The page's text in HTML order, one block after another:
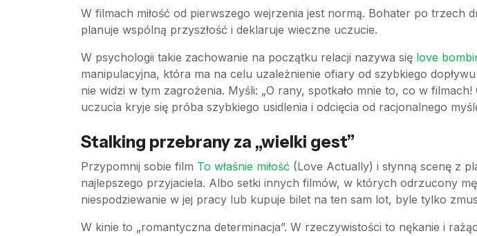
W filmach miłość od pierwszego wejrzenia jest normą. Bohater po trzech
planuje wspólną przyszłość i deklaruje wieczne uczucie.
W psychologii takie zachowanie na początku relacji nazywa się love
manipulacyjna, która ma na celu uzależnienie ofiary od szybkiego
nie widzi w tym zagrożenia. Myśli: „O rany, spotkało mnie to, co w
uczucia kryje się próba szybkiego usidlenia i odcięcia od racjonalnego
Stalking przebrany za „wielki gest”
Przypomnij sobie film To właśnie miłość (Love Actually) i słynną scenę z
najlepszego przyjaciela. Albo setki innych filmów, w których odrzucony
niespodziewanie w jej pracy lub kupuje bilet na ten sam lot, byle tylko
W kinie to „romantyczna determinacja”. W rzeczywistości to nękanie i